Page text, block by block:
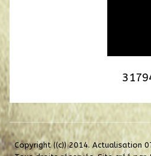
Copyright ((c)) 2014. Actualisation